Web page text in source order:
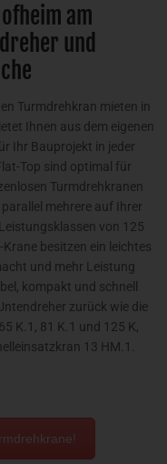
am
und
Turmdrehkran mieten in
Ihnen aus dem eigenen
Ihr Bauprojekt in jeder
Top sind optimal für
Turmdrehkranen
mehrere auf Ihrer
von 125
Krane besitzen ein leichtes
und mehr Leistung
kompakt und schnell
zurück wie die
K.1, 81 K.1 und 125 K,
13 HM.1.